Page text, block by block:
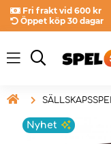
Fri frakt vid 600 kr
Öppet köp 30 dagar
 SÄLLSKAPSSPEL
Nyhet